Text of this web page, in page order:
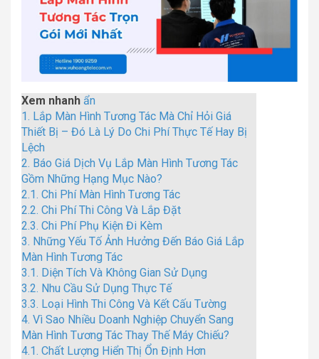
Xem nhanh ẩn
1. Lắp Màn Hình Tương Tác Mà Chỉ Hỏi Giá
Thiết Bị – Đó Là Lý Do Chi Phí Thực Tế Hay Bị
Lệch
2. Báo Giá Dịch Vụ Lắp Màn Hình Tương Tác
Gồm Những Hạng Mục Nào?
2.1. Chi Phí Màn Hình Tương Tác
2.2. Chi Phí Thi Công Và Lắp Đặt
2.3. Chi Phí Phụ Kiện Đi Kèm
3. Những Yếu Tố Ảnh Hưởng Đến Báo Giá Lắp
Màn Hình Tương Tác
3.1. Diện Tích Và Không Gian Sử Dụng
3.2. Nhu Cầu Sử Dụng Thực Tế
3.3. Loại Hình Thi Công Và Kết Cấu Tường
4. Vì Sao Nhiều Doanh Nghiệp Chuyển Sang
Màn Hình Tương Tác Thay Thế Máy Chiếu?
4.1. Chất Lượng Hiển Thị Ổn Định Hơn